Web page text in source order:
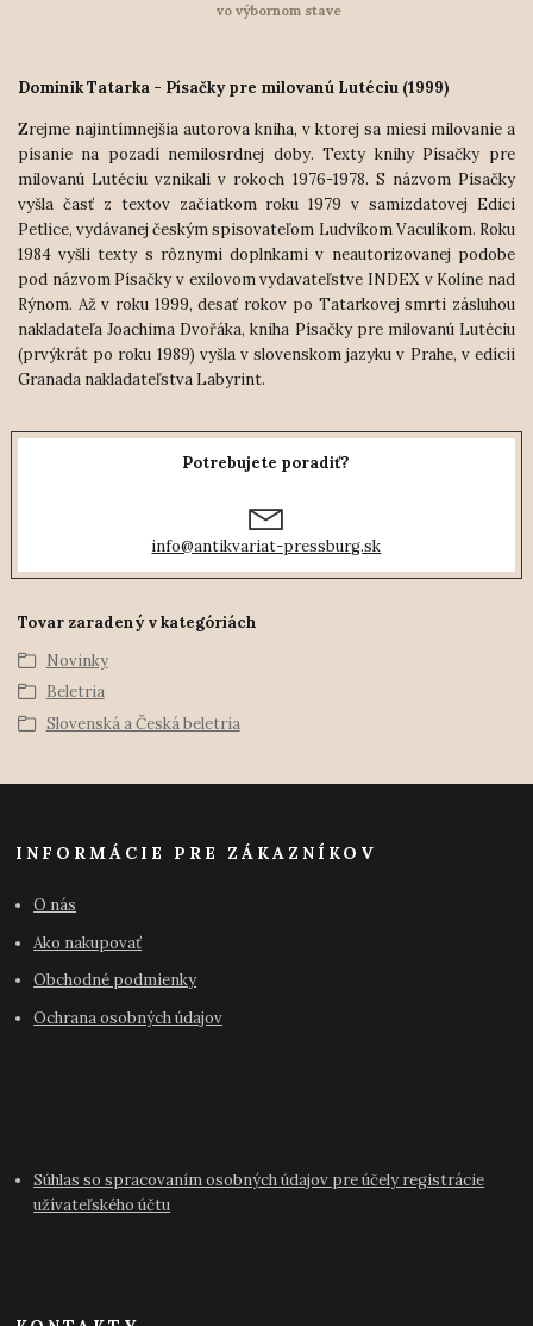
vo výbornom stave
Dominik Tatarka - Písačky pre milovanú Lutéciu (1999)
Zrejme najintímnejšia autorova kniha, v ktorej sa miesi milovanie a
písanie na pozadí nemilosrdnej doby. Texty knihy Písačky pre
milovanú Lutéciu vznikali v rokoch 1976-1978. S názvom Písačky
vyšla časť z textov začiatkom roku 1979 v samizdatovej Edici
Petlice, vydávanej českým spisovateľom Ludvíkom Vaculíkom. Roku
1984 vyšli texty s rôznymi doplnkami v neautorizovanej podobe
pod názvom Písačky v exilovom vydavateľstve INDEX v Kolíne nad
Rýnom. Až v roku 1999, desať rokov po Tatarkovej smrti zásluhou
nakladateľa Joachima Dvořáka, kniha Písačky pre milovanú Lutéciu
(prvýkrát po roku 1989) vyšla v slovenskom jazyku v Prahe, v edícii
Granada nakladateľstva Labyrint.
Potrebujete poradiť?
info@antikvariat-pressburg.sk
Tovar zaradený v kategóriách
Novinky
Beletria
Slovenská a Česká beletria
INFORMÁCIE PRE ZÁKAZNÍKOV
O nás
Ako nakupovať
Obchodné podmienky
Ochrana osobných údajov
Súhlas so spracovaním osobných údajov pre účely registrácie
užívateľského účtu